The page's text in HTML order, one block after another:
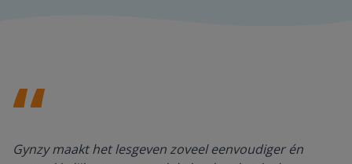
Gynzy maakt het lesgeven zoveel eenvoudiger én